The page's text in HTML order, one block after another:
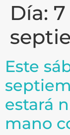
Día:
Este
estará
mano